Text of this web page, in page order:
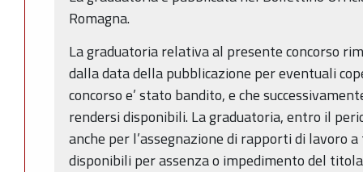
Romagna.
La graduatoria relativa al presente concorso
dalla data della pubblicazione per eventuali
concorso e’ stato bandito, e che
rendersi disponibili. La graduatoria, entro il
anche per l’assegnazione di rapporti di lavoro
disponibili per assenza o impedimento del